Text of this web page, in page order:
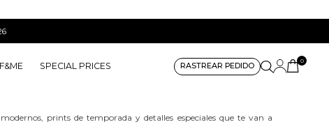
SPECIAL PRICES RASTREAR PEDIDO
0
prints de temporada y detalles especiales que te van a